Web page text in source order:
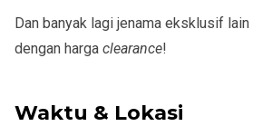
Dan banyak lagi jenama eksklusif
dengan harga clearance!
Waktu & Lokasi